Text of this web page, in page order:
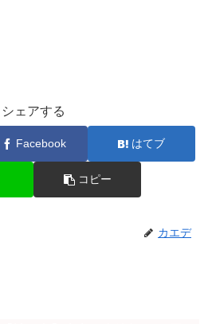
シェアする
Facebook はてブ
コピー
カエデ